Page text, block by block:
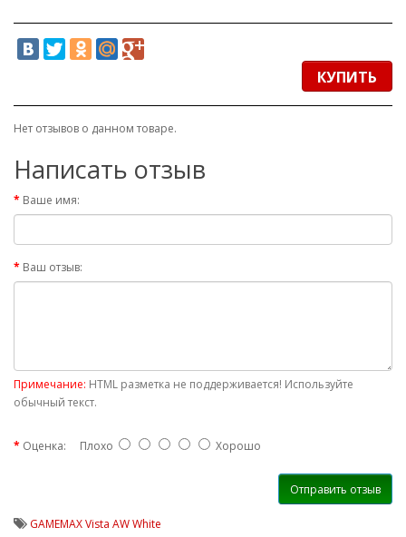
КУПИТЬ
Нет отзывов о данном товаре.
Написать отзыв
Ваше имя:
Ваш отзыв:
Примечание: HTML разметка не поддерживается! Используйте
обычный текст.
Оценка: Плохо Хорошо
Отправить отзыв
GAMEMAX Vista AW White